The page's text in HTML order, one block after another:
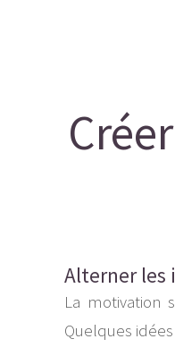
Alterner les
La motivation
Quelques